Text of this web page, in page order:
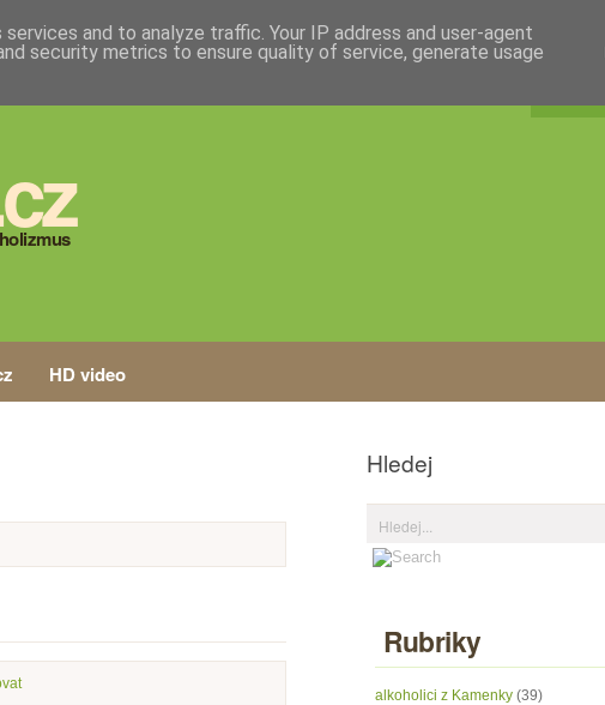
HD video
Hledej
Rubriky
alkoholici z Kamenky (39)
and to analyze traffic. Your IP address and user-agent
security metrics to ensure quality of service, generate usage